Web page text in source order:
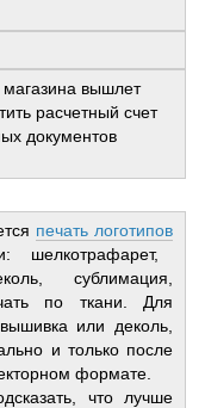
вышлет
расчетный счет
документов
печать логотипов
шелкотрафарет,
сублимация,
по ткани. Для
или деколь,
и только после
формате.
что лучше